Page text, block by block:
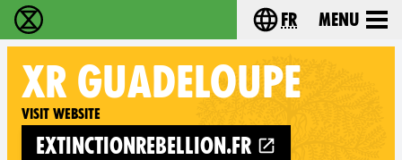
Extinction Rebellion - Home Choisissez votre
fr Menu
XR GUADELOUPE
Visit website
extinctionrebellion.fr